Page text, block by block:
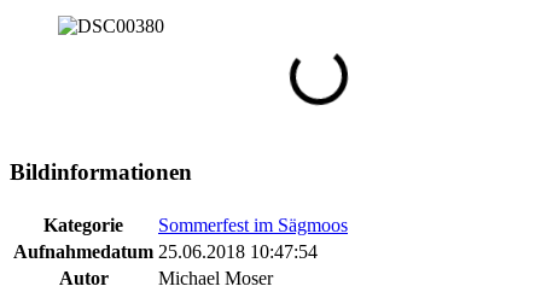
Bildinformationen
Kategorie
Sommerfest im Sägmoos
Aufnahmedatum 25.06.2018 10:47:54
Autor
Michael Moser